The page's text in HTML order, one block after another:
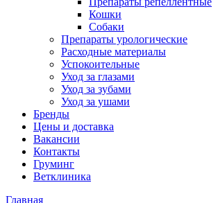
Кошки
Собаки
Препараты урологические
Расходные материалы
Успокоительные
Уход за глазами
Уход за зубами
Уход за ушами
Бренды
Цены и доставка
Вакансии
Контакты
Груминг
Ветклиника
Главная